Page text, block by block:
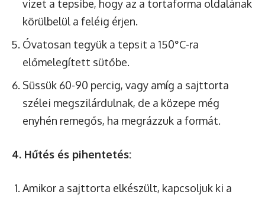
vizet a tepsibe, hogy az a tortaforma oldalának
körülbelül a feléig érjen.
Óvatosan tegyük a tepsit a 150°C-ra
előmelegített sütőbe.
Süssük 60-90 percig, vagy amíg a sajttorta
szélei megszilárdulnak, de a közepe még
enyhén remegős, ha megrázzuk a formát.
4. Hűtés és pihentetés:
Amikor a sajttorta elkészült, kapcsoljuk ki a